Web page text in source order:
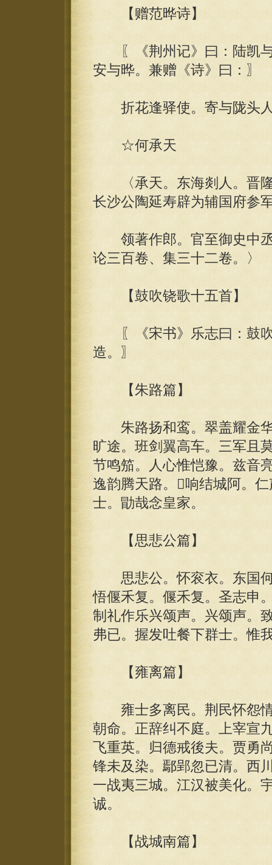
【赠范晔诗】
〖《荆州记》曰：陆凯与
安与晔。兼赠《诗》曰：〗
折花逢驿使。寄与陇头人
☆何承天
〈承天。东海剡人。晋隆
长沙公陶延寿辟为辅国府参
领著作郎。官至御史中丞
论三百卷、集三十二卷。〉
【鼓吹铙歌十五首】
〖《宋书》乐志曰：鼓吹
造。〗
【朱路篇】
朱路扬和鸾。翠盖耀金华
旷途。班剑翼高车。三军且
节鸣笳。人心惟恺豫。兹音
逸韵腾天路。响结城阿。
士。勖哉念皇家。
【思悲公篇】
思悲公。怀衮衣。东国何
悟偃禾复。偃禾复。圣志申
制礼作乐兴颂声。兴颂声。
弗已。握发吐餐下群士。惟
【雍离篇】
雍士多离民。荆民怀怨情
朝命。正辞纠不庭。上宰宣
飞重英。归德戒後夫。贾勇
锋未及染。鄢郢忽已清。西
一战夷三城。江汉被美化。
诚。
【战城南篇】